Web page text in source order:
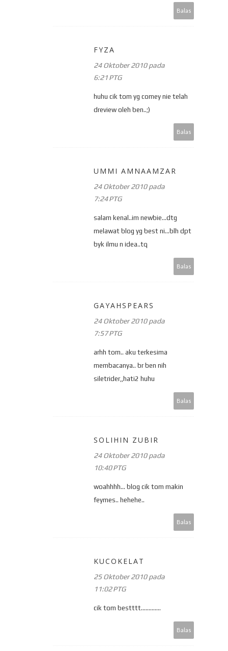
Balas
FYZA
24 Oktober 2010 pada
6:21 PTG
huhu cik tom yg comey nie telah
dreview oleh ben..;)
Balas
UMMI AMNAAMZAR
24 Oktober 2010 pada
7:24 PTG
salam kenal..im newbie...dtg
melawat blog yg best ni...blh dpt
byk ilmu n idea..tq
Balas
GAYAHSPEARS
24 Oktober 2010 pada
7:57 PTG
arhh tom.. aku terkesima
membacanya.. br ben nih
siletrider,,hati2 huhu
Balas
SOLIHIN ZUBIR
24 Oktober 2010 pada
10:40 PTG
woahhhh... blog cik tom makin
feymes.. hehehe..
Balas
KUCOKELAT
25 Oktober 2010 pada
11:02 PTG
cik tom bestttt.............
Balas